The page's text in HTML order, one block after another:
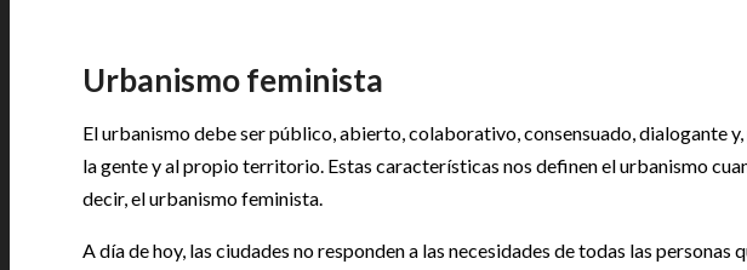
Urbanismo feminista
El urbanismo debe ser público, abierto, colaborativo, consensuado, dialogante
la gente y al propio territorio. Estas características nos definen el urbanismo
decir, el urbanismo feminista.
A día de hoy, las ciudades no responden a las necesidades de todas las